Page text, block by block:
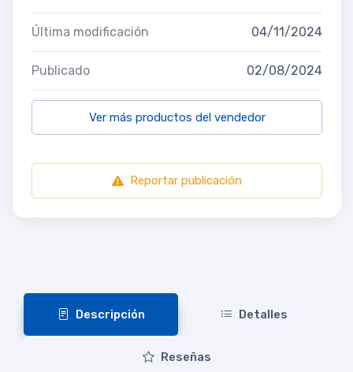
Última modificación 04/11/2024
Publicado 02/08/2024
Ver más productos del vendedor
Reportar publicación
Descripción Detalles
Reseñas